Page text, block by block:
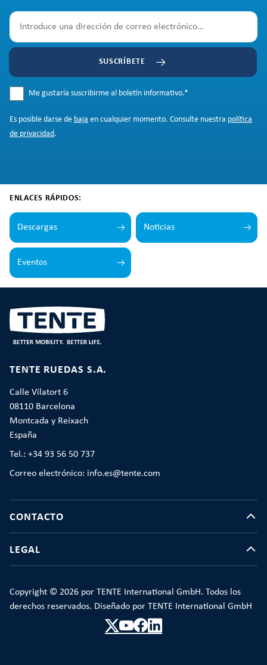
SUSCRÍBETE
Me gustaría suscribirme al boletín informativo.*
Es posible darse de baja en cualquier momento. Consulte nuestra política
de privacidad.
ENLACES RÁPIDOS:
Descargas Noticias
Eventos
TENTE RUEDAS S.A.
Calle Vilatort 6
08110 Barcelona
Montcada y Reixach
España
Tel.: +34 93 56 50 737
Correo electrónico: info.es@tente.com
CONTACTO
LEGAL
Copyright © 2026 por TENTE International GmbH. Todos los
derechos reservados. Diseñado por TENTE International GmbH